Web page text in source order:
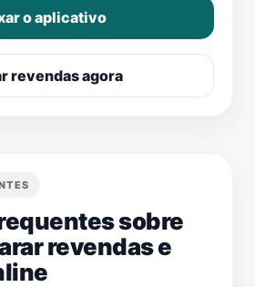
o aplicativo
revendas agora
sobre
revendas e